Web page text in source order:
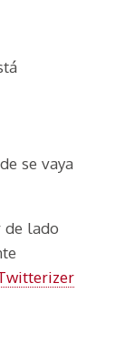
se vaya
de lado